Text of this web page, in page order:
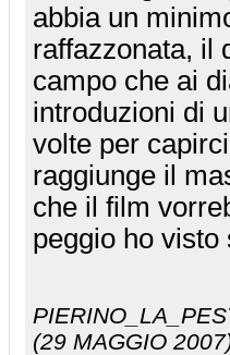
abbia un
raffazzonata, il
campo che ai
introduzioni di
volte per
raggiunge il
che il film
peggio ho visto
(29 MAGGIO